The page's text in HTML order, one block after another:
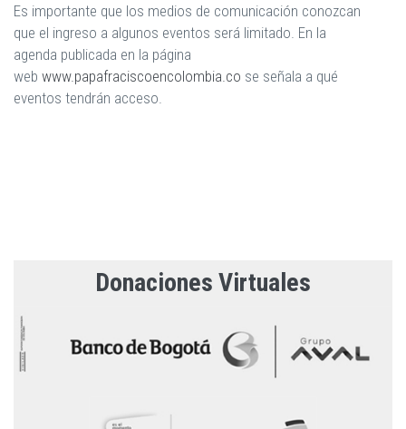
Es importante que los medios de comunicación conozcan
que el ingreso a algunos eventos será limitado. En la
agenda publicada en la página
web www.papafraciscoencolombia.co se señala a qué
eventos tendrán acceso.
Donaciones Virtuales